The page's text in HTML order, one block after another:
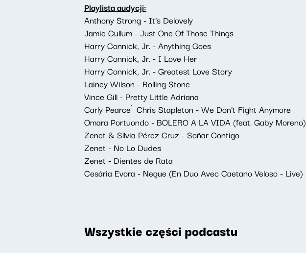
Playlista audycji:
Anthony Strong - It's Delovely
Jamie Cullum - Just One Of Those Things
Harry Connick, Jr. - Anything Goes
Harry Connick, Jr. - I Love Her
Harry Connick, Jr. - Greatest Love Story
Lainey Wilson - Rolling Stone
Vince Gill - Pretty Little Adriana
Carly Pearce`Chris Stapleton - We Don't Fight Anymore
Omara Portuondo - BOLERO A LA VIDA (feat. Gaby Moreno)
Zenet & Sílvia Pérez Cruz - Soñar Contigo
Zenet - No Lo Dudes
Zenet - Dientes de Rata
Cesária Evora - Negue (En Duo Avec Caetano Veloso - Live)
Wszystkie części podcastu